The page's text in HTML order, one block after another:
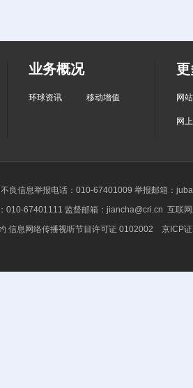
业务概况
环球资讯 移动增值 网
网
良信息举报电话：010-67401009 举报邮箱：
010-67401111 监督邮箱：jiancha@cri.cn 互联
信息网络传播视听节目许可证 0102002 京ICP